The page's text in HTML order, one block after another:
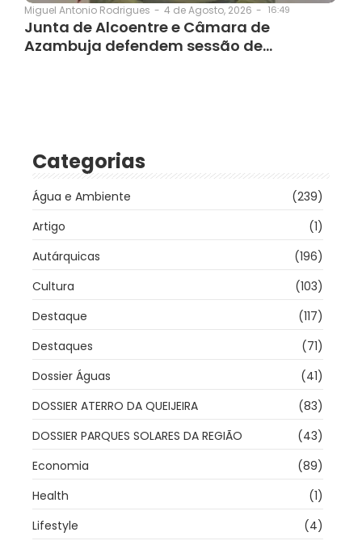
Miguel Antonio Rodrigues - 4 de Agosto, 2026 - 16:49
Junta de Alcoentre e Câmara de
Azambuja defendem sessão de…
Categorias
Água e Ambiente
(239)
Artigo
(1)
Autárquicas
(196)
Cultura
(103)
Destaque
(117)
Destaques
(71)
Dossier Águas
(41)
DOSSIER ATERRO DA QUEIJEIRA
(83)
DOSSIER PARQUES SOLARES DA REGIÃO
(43)
Economia
(89)
Health
(1)
Lifestyle
(4)